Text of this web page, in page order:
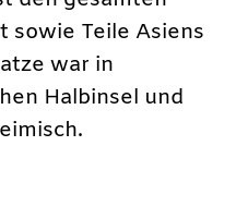
sowie Teile Asiens
war in
Halbinsel und